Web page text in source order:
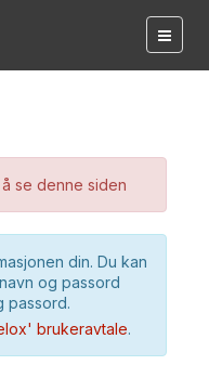
se denne siden
din. Du kan
og passord
passord.
brukeravtale.